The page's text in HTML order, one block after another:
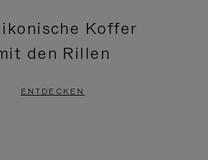
ikonische Koffer
den Rillen
ENTDECKEN